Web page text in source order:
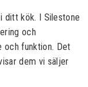
ditt kök. I Silestone
och
och funktion. Det
dem vi säljer